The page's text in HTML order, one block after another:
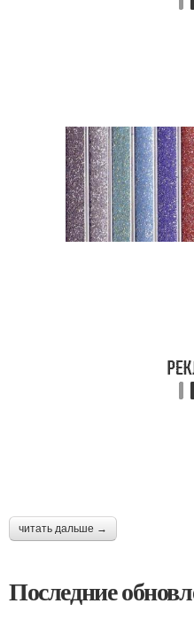
читать дальше →
Последние